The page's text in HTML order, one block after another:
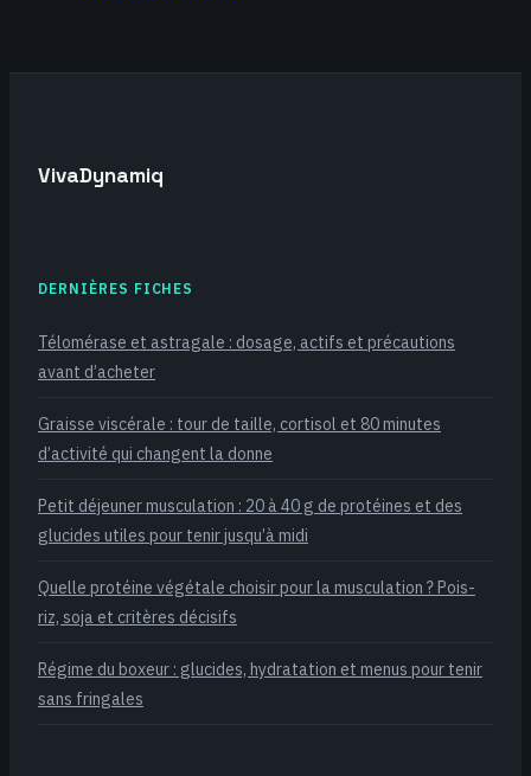
VivaDynamiq
DERNIÈRES FICHES
Télomérase et astragale : dosage, actifs et précautions
avant d’acheter
Graisse viscérale : tour de taille, cortisol et 80 minutes
d’activité qui changent la donne
Petit déjeuner musculation : 20 à 40 g de protéines et des
glucides utiles pour tenir jusqu’à midi
Quelle protéine végétale choisir pour la musculation ? Pois-
riz, soja et critères décisifs
Régime du boxeur : glucides, hydratation et menus pour tenir
sans fringales